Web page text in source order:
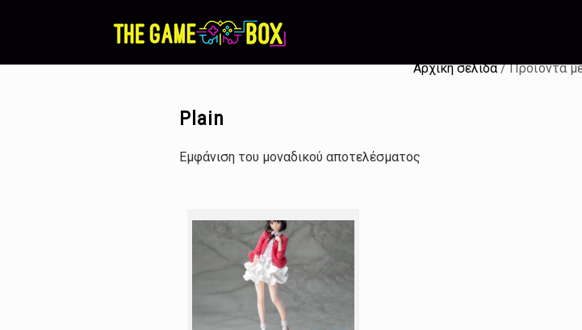
Αρχική σελίδα/ Προϊόντα με
Plain
Εμφάνιση του μοναδικού αποτελέσματος